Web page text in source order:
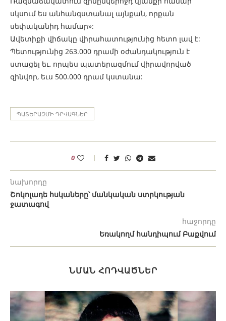
սկսում ես անհանգստանալ այնքան, որքան
սեփականիդ համար»:
Ավետիքի վիճակը վիրահատությունից հետո լավ է:
Պետությունից 263.000 դրամի օժանդակություն է
ստացել եւ, որպես պատերազմում վիրավորված
զինվոր, եւս 500.000 դրամ կստանա:
ՊԱՏԵՐԱԶՄԻ ԴՐՎԱԳՆԵՐ
0
նախորդը
Շոկոլադե հսկաները՝ մանկական ստրկության
ջատագով
հաջորդը
Եռակողմ հանդիպում Բաքվում
ՆՄԱՆ ՀՈԴՎԱԾՆԵՐ